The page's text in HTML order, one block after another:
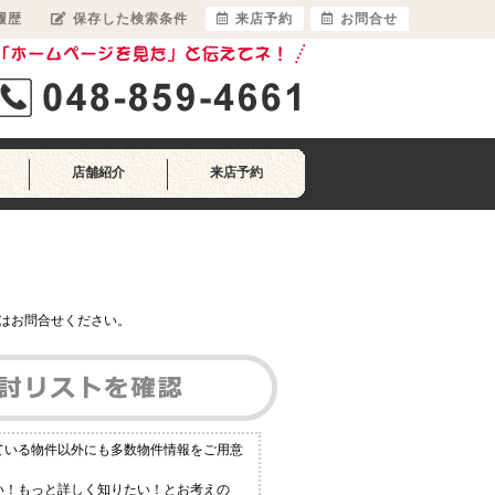
店舗紹介 来店予約
お問合せください。
る物件以外にも多数物件情報をご用意
もっと詳しく知りたい！とお考えの
歴 保存した検索条件 来店予約 お問合せ